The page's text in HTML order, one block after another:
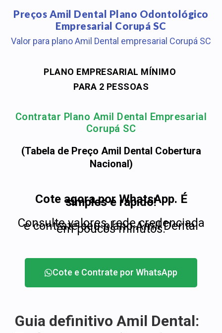
Preços Amil Dental Plano Odontológico
Empresarial Corupá SC
Valor para plano Amil Dental empresarial Corupá SC
PLANO EMPRESARIAL MÍNIMO
PARA 2 PESSOAS
Contratar Plano Amil Dental Empresarial
Corupá SC
(Tabela de Preço Amil Dental Cobertura
Nacional)
Cote agora por WhatsApp. É
simples e rápido!
Consulte valores, rede credenciada
e contrate seu plano Amil Dental
em poucos minutos.
Cote e Contrate por WhatsApp
Guia definitivo Amil Dental: